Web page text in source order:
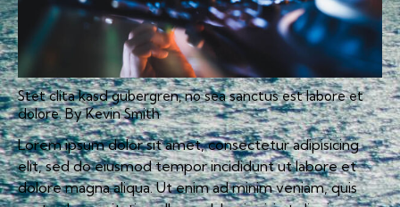
Stet clita kasd gubergren, no sea sanctus est labore et
dolore. ByKevin Smith
Lorem ipsum dolor sit amet, consectetur adipisicing
elit, sed do eiusmod tempor incididunt ut labore et
dolore magna aliqua. Ut enim ad minim veniam, quis